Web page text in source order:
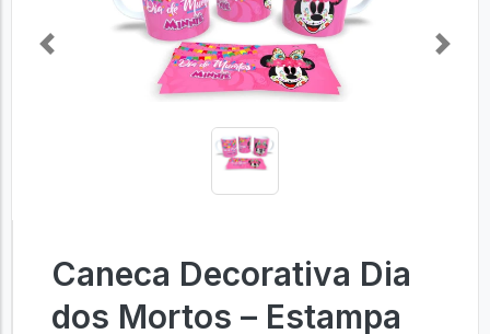
Previous Next
Caneca Decorativa Dia
dos Mortos – Estampa